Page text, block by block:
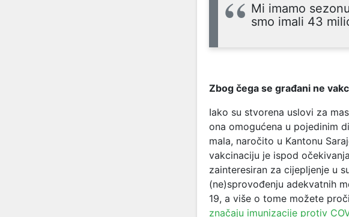
Mi imamo
smo imali 43
Zbog čega se građani ne
Iako su stvorena uslovi za
ona omogućena u pojedinim
mala, naročito u Kantonu
vakcinaciju je ispod
zainteresiran za cijepljenje u
(ne)sprovođenju adekvatnih
19, a više o tome možete
značaju imunizacije protiv